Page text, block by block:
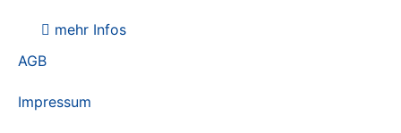
mehr Infos
AGB
Impressum